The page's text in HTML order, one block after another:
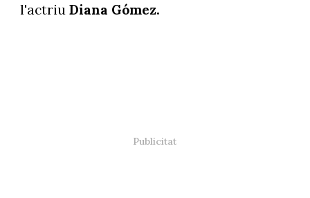
l'actriu Diana Gómez.